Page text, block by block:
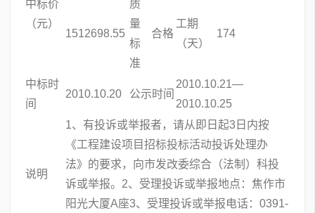
中标价
（元）
1512698.55
质
量
标
准
合格
工期
（天）
174
中标时
间
2010.10.20 公示时间
2010.10.21—
2010.10.25
说明
1、有投诉或举报者，请从即日起3日内按
《工程建设项目招标投标活动投诉处理办
法》的要求，向市发改委综合（法制）科投
诉或举报。2、受理投诉或举报地点：焦作市
阳光大厦A座3、受理投诉或举报电话：0391-